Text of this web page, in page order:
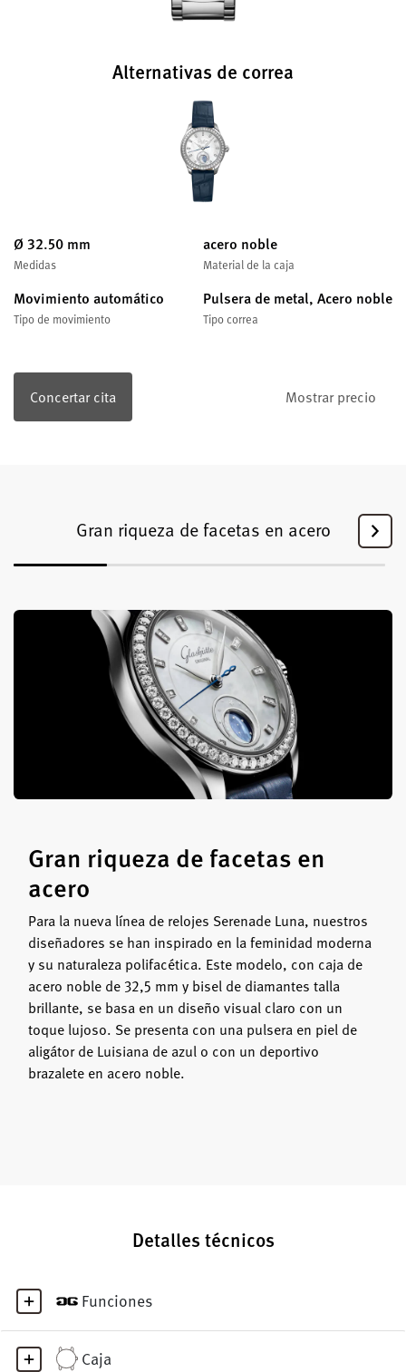
Alternativas de correa
Ø 32.50 mm
Medidas
acero noble
Material de la caja
Movimiento automático
Tipo de movimiento
Pulsera de metal, Acero noble
Tipo correa
Concertar cita Mostrar precio
Gran riqueza de facetas en acero
Gran riqueza de facetas en
acero
Para la nueva línea de relojes Serenade Luna, nuestros
diseñadores se han inspirado en la feminidad moderna
y su naturaleza polifacética. Este modelo, con caja de
acero noble de 32,5 mm y bisel de diamantes talla
brillante, se basa en un diseño visual claro con un
toque lujoso. Se presenta con una pulsera en piel de
aligátor de Luisiana de azul o con un deportivo
brazalete en acero noble.
Detalles técnicos
Funciones
Caja